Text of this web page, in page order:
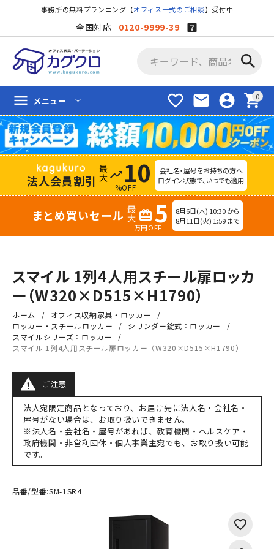
事務所の無料プランニング【オフィス一式のご相談】受付中
全国対応 0120-9999-39
search
favorite_border mail account_circle shopping_cart
menu メニュー
法人会員割引 trending_up 10
%OFF
会社名・屋号をお持ちの方へ
ログイン状態で、いつでも適用
まとめ買いセール redeem 5
万円OFF
8月6日(木) 10:30 から
8月11日(火) 1:59 まで
スマイル 1列4人用スチール扉ロッカ
ー（W320×D515×H1790）
ホーム
オフィス収納家具・ロッカー
ロッカー・スチールロッカー
シリンダー錠式：ロッカー
スマイルシリーズ：ロッカー
スマイル 1列4人用スチール扉ロッカー（W320×D515×H1790）
ご注意
法人宛限定商品となっており、お届け先に法人名・会社名・
屋号がない場合は、お取り扱いできません。
※法人名・会社名・屋号があれば、教育機関・ヘルスケア・
政府機関・非営利団体・個人事業主宛でも、お取り扱い可能
です。
品番/型番:SM-1SR4